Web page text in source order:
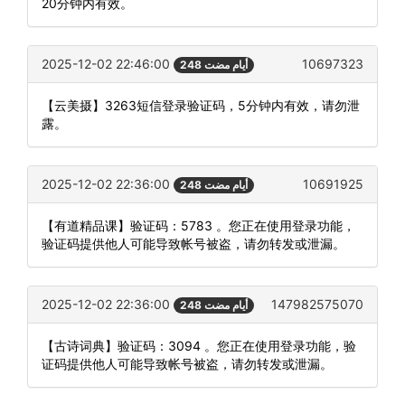
2025-12-02 22:46:00 248 أيام مضت 10697323
【云美摄】3263短信登录验证码，5分钟内有效，请勿泄
露。
2025-12-02 22:36:00 248 أيام مضت 10691925
【有道精品课】验证码：5783 。您正在使用登录功能，
验证码提供他人可能导致帐号被盗，请勿转发或泄漏。
2025-12-02 22:36:00 248 أيام مضت 147982575070
【古诗词典】验证码：3094 。您正在使用登录功能，验
证码提供他人可能导致帐号被盗，请勿转发或泄漏。